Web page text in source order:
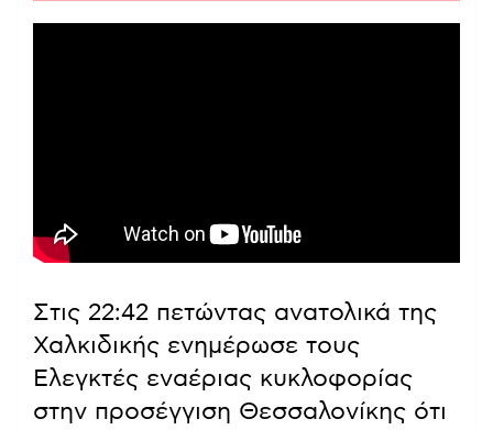
Στις 22:42 πετώντας ανατολικά της
Χαλκιδικής ενημέρωσε τους
Ελεγκτές εναέριας κυκλοφορίας
στην προσέγγιση Θεσσαλονίκης ότι